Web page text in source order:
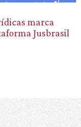
marca
Jusbrasil